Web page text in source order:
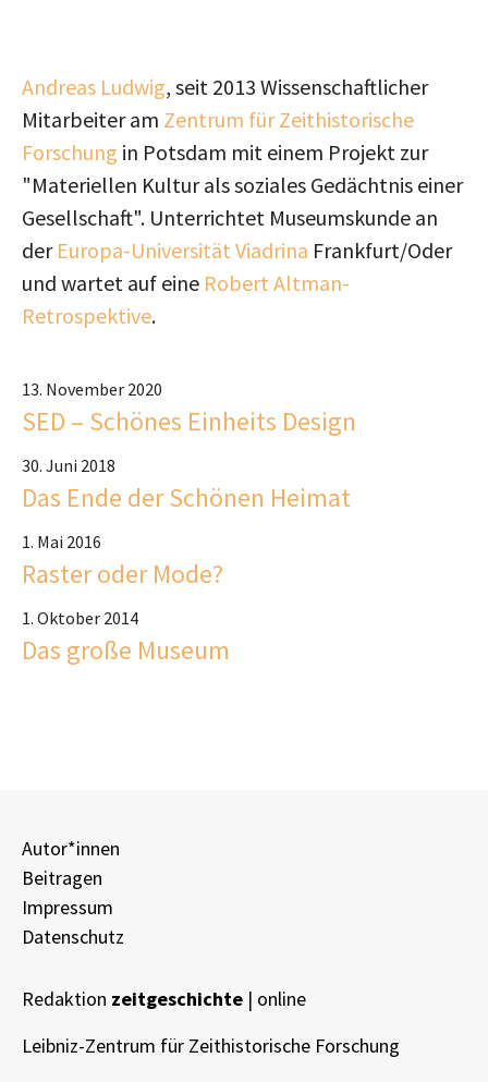
Andreas Ludwig, seit 2013 Wissenschaftlicher
Mitarbeiter am Zentrum für Zeithistorische
Forschung in Potsdam mit einem Projekt zur
"Materiellen Kultur als soziales Gedächtnis einer
Gesellschaft". Unterrichtet Museumskunde an
der Europa-Universität Viadrina Frankfurt/Oder
und wartet auf eine Robert Altman-
Retrospektive.
13. November 2020
SED – Schönes Einheits Design
30. Juni 2018
Das Ende der Schönen Heimat
1. Mai 2016
Raster oder Mode?
1. Oktober 2014
Das große Museum
Autor*innen
Beitragen
Impressum
Datenschutz
Redaktion zeitgeschichte | online
Leibniz-Zentrum für Zeithistorische Forschung